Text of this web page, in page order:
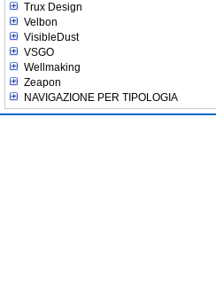
Trux Design
Velbon
VisibleDust
VSGO
Wellmaking
Zeapon
NAVIGAZIONE PER TIPOLOGIA